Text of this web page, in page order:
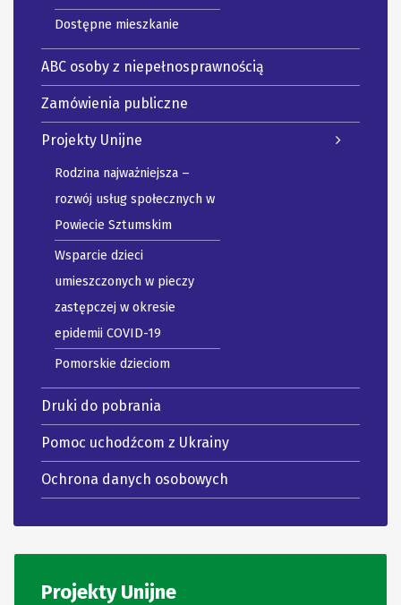
Dostępne mieszkanie
ABC osoby z niepełnosprawnością
Zamówienia publiczne
Projekty Unijne
Rodzina najważniejsza –
rozwój usług społecznych w
Powiecie Sztumskim
Wsparcie dzieci
umieszczonych w pieczy
zastępczej w okresie
epidemii COVID-19
Pomorskie dzieciom
Druki do pobrania
Pomoc uchodźcom z Ukrainy
Ochrona danych osobowych
Projekty Unijne